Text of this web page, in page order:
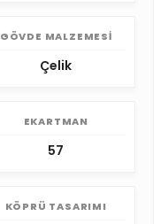
GÖVDE MALZEMESI
Çelik
EKARTMAN
57
KÖPRÜ TASARIMI